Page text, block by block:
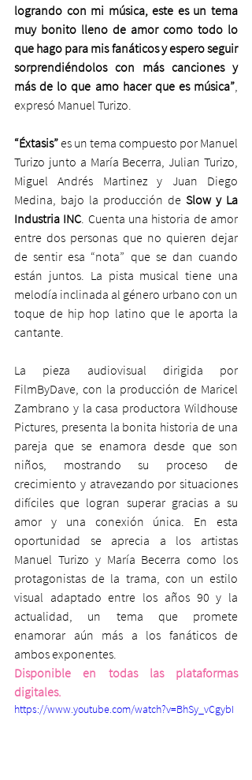
logrando con mi música, este es un tema
muy bonito lleno de amor como todo lo
que hago para mis fanáticos y espero seguir
sorprendiéndolos con más canciones y
más de lo que amo hacer que es música”,
expresó Manuel Turizo.
“Éxtasis” es un tema compuesto por Manuel
Turizo junto a María Becerra, Julian Turizo,
Miguel Andrés Martinez y Juan Diego
Medina, bajo la producción de Slow y La
Industria INC. Cuenta una historia de amor
entre dos personas que no quieren dejar
de sentir esa “nota” que se dan cuando
están juntos. La pista musical tiene una
melodía inclinada al género urbano con un
toque de hip hop latino que le aporta la
cantante.
La pieza audiovisual dirigida por
FilmByDave, con la producción de Maricel
Zambrano y la casa productora Wildhouse
Pictures, presenta la bonita historia de una
pareja que se enamora desde que son
niños, mostrando su proceso de
crecimiento y atravezando por situaciones
difíciles que logran superar gracias a su
amor y una conexión única. En esta
oportunidad se aprecia a los artistas
Manuel Turizo y María Becerra como los
protagonistas de la trama, con un estilo
visual adaptado entre los años 90 y la
actualidad, un tema que promete
enamorar aún más a los fanáticos de
ambos exponentes.
Disponible en todas las plataformas
digitales.
https://www.youtube.com/watch?v=BhSy_vCgybI